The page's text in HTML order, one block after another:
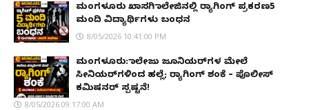
ಮಂಗಳೂರು ಖಾಸಗಿ ಕಾಲೇಜಿನಲ್ಲಿ ರ‌್ಯಾಗಿಂಗ್ ಪ್ರಕರಣ5
ಮಂದಿ ವಿದ್ಯಾರ್ಥಿಗಳು ಬಂಧನ
8/05/2026 10:41:00 PM
ಮಂಗಳೂರು: ಕಾಲೇಜು ಜೂನಿಯರ್‌ಗಳ ಮೇಲೆ
ಸೀನಿಯರ್‌ಗಳಿಂದ ಹಲ್ಲೆ; ರ‌್ಯಾಗಿಂಗ್ ಶಂಕೆ – ಪೊಲೀಸ್
ಕಮಿಷನರ್ ಸ್ಪಷ್ಟನೆ!
8/05/2026 09:17:00 AM